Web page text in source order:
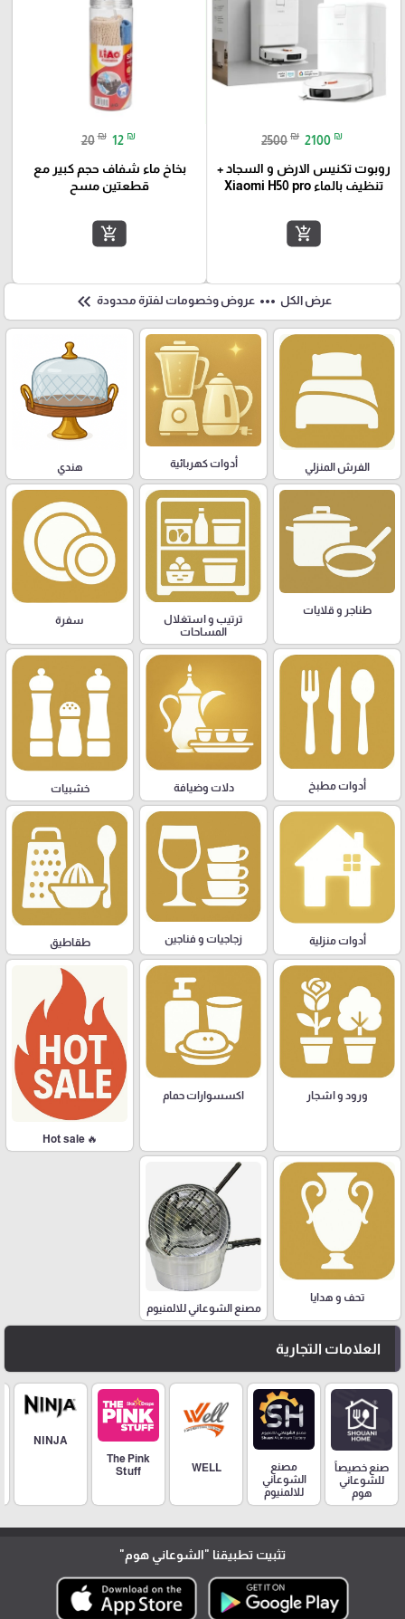
2500 ₪ 2100 ₪
روبوت تكنيس الارض و السجاد +
تنظيف بالماء Xiaomi H50 pro
add_shopping_cart
20 ₪ 12 ₪
بخاخ ماء شفاف حجم كبير مع
قطعتين مسح
add_shopping_cart
عرض الكل more_horiz عروض وخصومات لفترة محدودة keyboard_double_arrow_left
الفرش المنزلي أدوات كهربائية هندي
طناجر و قلايات
ترتيب و استغلال
المساحات
سفرة
أدوات مطبخ دلات وضيافة خشبيات
أدوات منزلية زجاجيات و فناجين طقاطيق
ورود و اشجار اكسسوارات حمام
🔥 Hot sale
تحف و هدايا
مصنع الشوعاني للالمنيوم
العلامات التجارية
صنع خصيصاً
للشوعاني
هوم
مصنع
الشوعاني
للالمنيوم
WELL
The Pink
Stuff
NINJA
تثبيت تطبيقنا "الشوعاني هوم"